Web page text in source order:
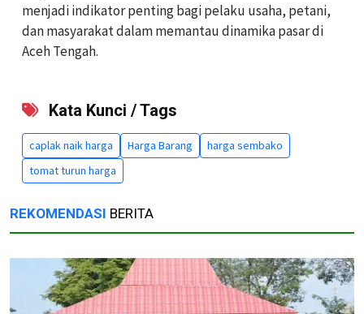
menjadi indikator penting bagi pelaku usaha, petani,
dan masyarakat dalam memantau dinamika pasar di
Aceh Tengah.
Kata Kunci / Tags
caplak naik harga Harga Barang
harga sembako
tomat turun harga
REKOMENDASI BERITA